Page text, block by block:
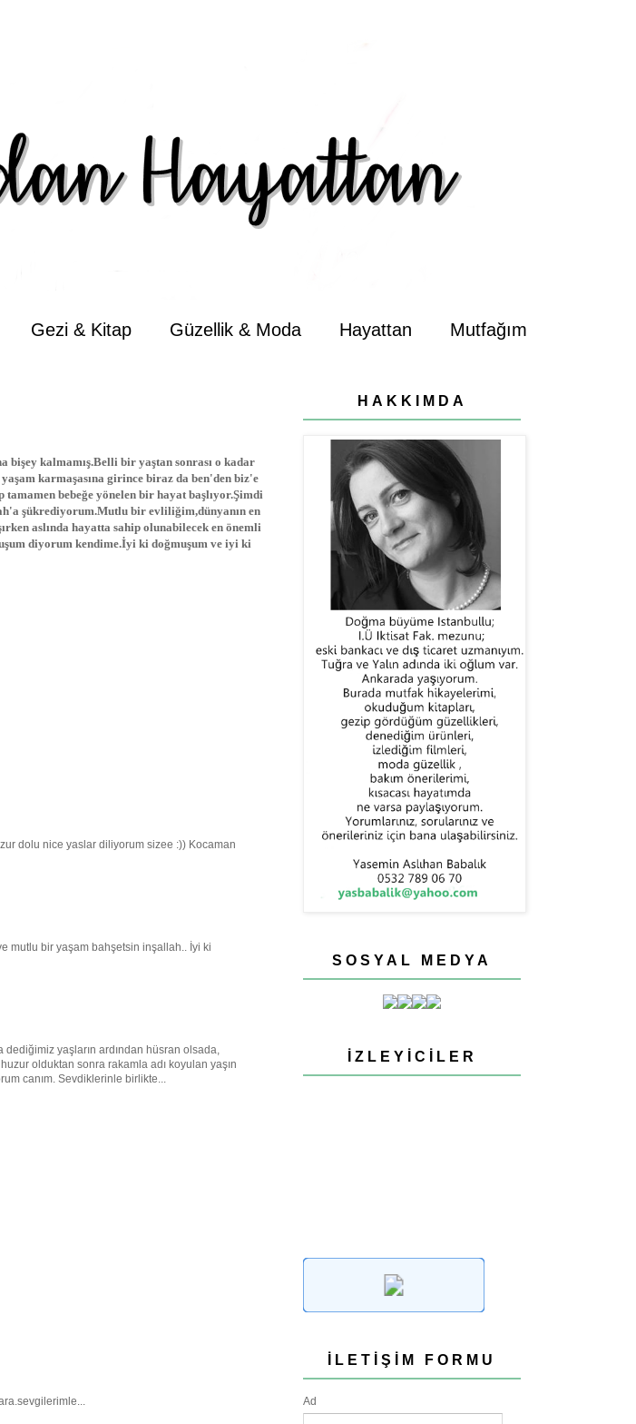
Gezi & Kitap Güzellik & Moda Hayattan Mutfağım
bişey kalmamış.Belli bir yaştan sonrası o kadar
karmaşasına girince biraz da ben'den biz'e
bebeğe yönelen bir hayat başlıyor.Şimdi
şükrediyorum.Mutlu bir evliliğim,dünyanın en
aslında hayatta sahip olunabilecek en önemli
diyorum kendime.İyi ki doğmuşum ve iyi ki
dolu nice yaslar diliyorum sizee :)) Kocaman
mutlu bir yaşam bahşetsin inşallah.. İyi ki
yaşların ardından hüsran olsada,
olduktan sonra rakamla adı koyulan yaşın
canım. Sevdiklerinle birlikte...
HAKKIMDA
SOSYAL MEDYA
İZLEYICILER
İLETIŞIM FORMU
Ad